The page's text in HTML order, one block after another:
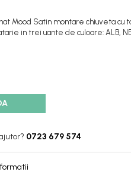
Mood Satin montare chiuveta cu
in trei uante de culoare: ALB,
0723 679 574